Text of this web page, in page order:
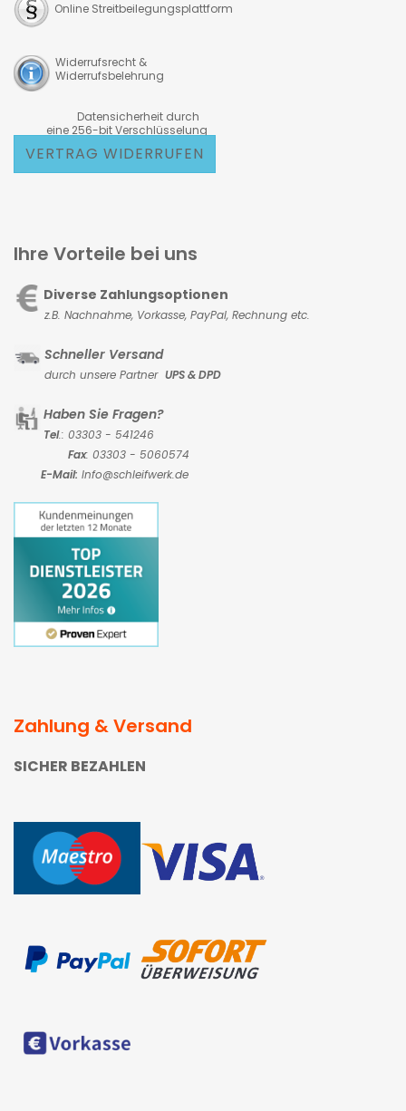
Online Streitbeilegungsplattform
Widerrufsrecht &
Widerrufsbelehrung
Datensicherheit durch
eine 256-bit Verschlüsselung
VERTRAG WIDERRUFEN
Ihre Vorteile bei uns
Diverse Zahlungsoptionen
z.B. Nachnahme, Vorkasse, PayPal, Rechnung etc.
Schneller Versand
durch unsere Partner UPS & DPD
Haben Sie Fragen?
Tel.: 03303 - 541246
Fax: 03303 - 5060574
E-Mail: Info@schleifwerk.de
Zahlung & Versand
SICHER BEZAHLEN